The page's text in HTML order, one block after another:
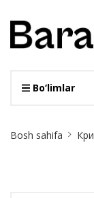
Bo‘limlar
Bosh sahifa